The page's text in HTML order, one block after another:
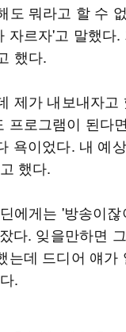
도 뭐라고 할 수
자르자'고 말했다
했다.
제가 내보내자
프로그램이 된다
욕이었다. 내 예
했다.
에게는 '방송이
다. 잊을만하면
는데 드디어 얘
.